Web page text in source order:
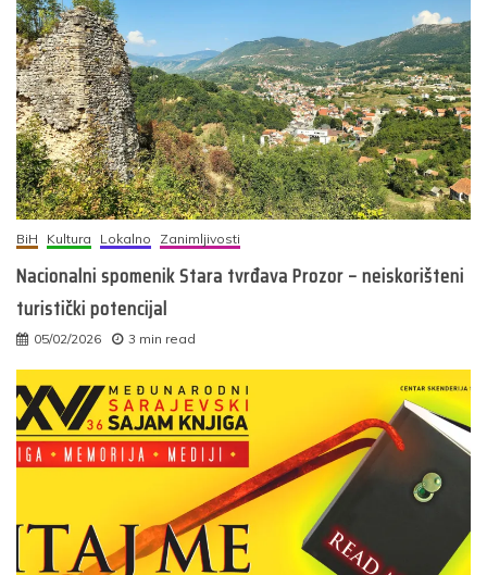
BiH Kultura Lokalno Zanimljivosti
Nacionalni spomenik Stara tvrđava Prozor – neiskorišteni
turistički potencijal
05/02/2026 3 min read